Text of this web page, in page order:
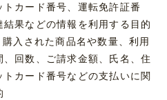
カード番号、運転免許証番
果などの情報を利用する目的
入された商品名や数量、利用
回数、ご請求金額、氏名、住
カード番号などの支払いに関